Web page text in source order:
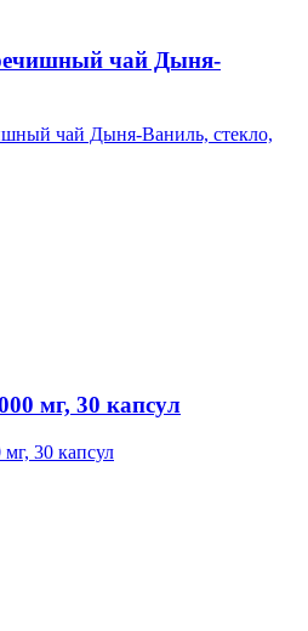
чай Дыня-
мг, 30 капсул